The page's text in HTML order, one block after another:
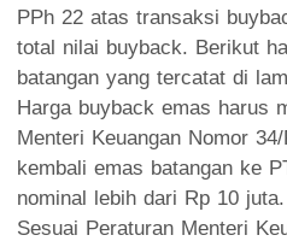
PPh 22 atas transaksi
total nilai buyback. Berikut
batangan yang tercatat di
Harga buyback emas harus
Menteri Keuangan Nomor
kembali emas batangan ke
nominal lebih dari Rp 10 juta.
Sesuai Peraturan Menteri